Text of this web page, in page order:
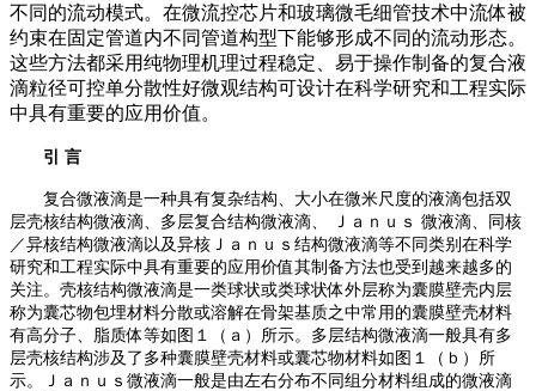
不同的流动模式。 在微流控芯片和玻璃微毛细管技术中流体被
约束在固定管道内不同管道构型下能够形成不同的流动形态。
这些方法都采用纯物理机理过程稳定、易于操作制备的复合液
滴粒径可控单分散性好微观结构可设计在科学研究和工程实际
中具有重要的应用价值。
引 言
复合微液滴是一种具有复杂结构、大小在微米尺度的液滴包括双
层壳核结构微液滴、多层复合结构微液滴、
Ｊａｎｕｓ 微液滴、同核
／异核结构微液滴以及异核Ｊａｎｕｓ结构微液滴等不同类别在科学
研究和工程实际中具有重要的应用价值其制备方法也受到越来越多的
关注 。 壳核结构微液滴是一类球状或类球状体外层称为囊膜壁壳内层
称为囊芯物包埋材料分散或溶解在骨架基质之中常用的囊膜壁壳材料
有高分子、脂质体等如图１（ａ）所示。 多层结构微液滴一般具有多
层壳核结构涉及了多种囊膜壁壳材料或囊芯物材料如图１（ｂ）所
示。
Ｊａｎｕｓ微液滴一般是由左右分布不同组分材料组成的微液滴